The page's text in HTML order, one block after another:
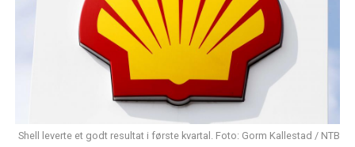
Shell leverte et godt resultat i første kvartal. Foto: Gorm Kallestad / NTB